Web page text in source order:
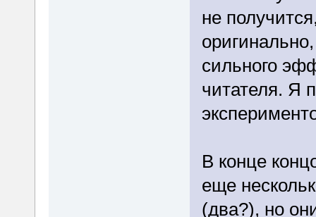
не
сильного
читателя. Я
В конце
еще
(два?), но